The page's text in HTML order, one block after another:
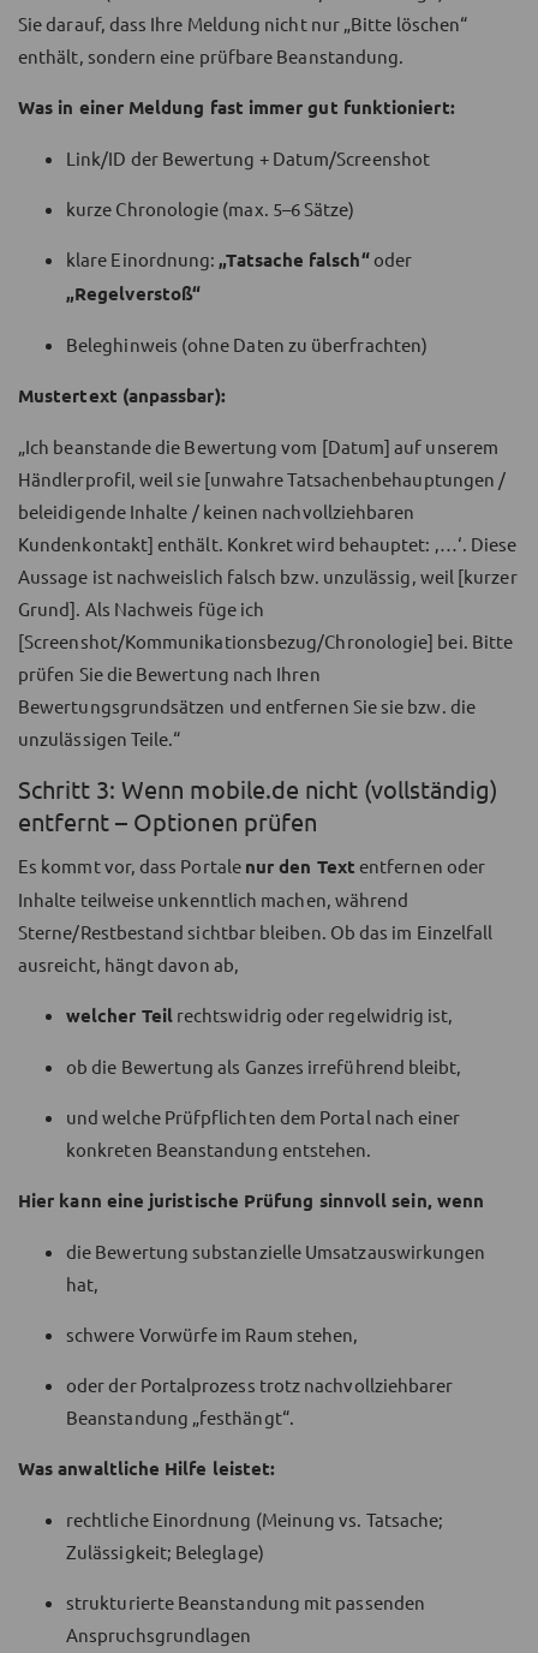
Sie darauf, dass Ihre Meldung nicht nur „Bitte löschen“
enthält, sondern eine prüfbare Beanstandung.
Was in einer Meldung fast immer gut funktioniert:
Link/ID der Bewertung + Datum/Screenshot
kurze Chronologie (max. 5–6 Sätze)
klare Einordnung: „Tatsache falsch“oder
„Regelverstoß“
Beleghinweis (ohne Daten zu überfrachten)
Mustertext (anpassbar):
„Ich beanstande die Bewertung vom [Datum] auf unserem
Händlerprofil, weil sie [unwahre Tatsachenbehauptungen /
beleidigende Inhalte / keinen nachvollziehbaren
Kundenkontakt] enthält. Konkret wird behauptet: ‚…‘. Diese
Aussage ist nachweislich falsch bzw. unzulässig, weil [kurzer
Grund]. Als Nachweis füge ich
[Screenshot/Kommunikationsbezug/Chronologie] bei. Bitte
prüfen Sie die Bewertung nach Ihren
Bewertungsgrundsätzen und entfernen Sie sie bzw. die
unzulässigen Teile.“
Schritt 3: Wenn mobile.de nicht (vollständig)
entfernt – Optionen prüfen
Es kommt vor, dass Portale nur den Text entfernen oder
Inhalte teilweise unkenntlich machen, während
Sterne/Restbestand sichtbar bleiben. Ob das im Einzelfall
ausreicht, hängt davon ab,
welcher Teilrechtswidrig oder regelwidrig ist,
ob die Bewertung als Ganzes irreführend bleibt,
und welche Prüfpflichten dem Portal nach einer
konkreten Beanstandung entstehen.
Hier kann eine juristische Prüfung sinnvoll sein, wenn
die Bewertung substanzielle Umsatzauswirkungen
hat,
schwere Vorwürfe im Raum stehen,
oder der Portalprozess trotz nachvollziehbarer
Beanstandung „festhängt“.
Was anwaltliche Hilfe leistet:
rechtliche Einordnung (Meinung vs. Tatsache;
Zulässigkeit; Beleglage)
strukturierte Beanstandung mit passenden
Anspruchsgrundlagen